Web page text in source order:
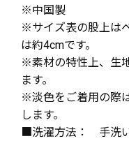
※中国製
※サイズ表の股上は
は約4cmです。
※素材の特性上、生
ます。
※淡色をご着用の際
します。
■洗濯方法： 手